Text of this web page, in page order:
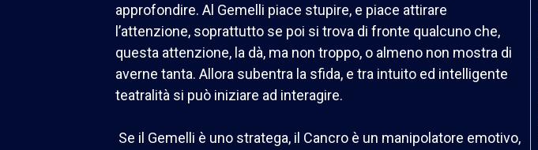
approfondire. Al Gemelli piace stupire, e piace attirare
l’attenzione, soprattutto se poi si trova di fronte qualcuno che,
questa attenzione, la dà, ma non troppo, o almeno non mostra di
averne tanta. Allora subentra la sfida, e tra intuito ed intelligente
teatralità si può iniziare ad interagire.
Se il Gemelli è uno stratega, il Cancro è un manipolatore emotivo,